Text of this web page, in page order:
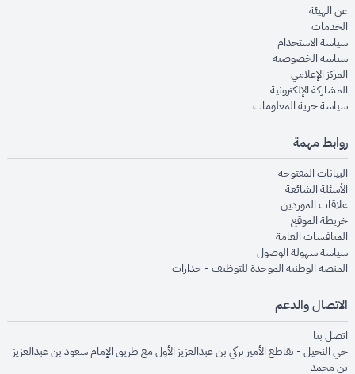
عن الهيئةopens in new window
الخدماتopens in new window
سياسة الاستخدام
سياسة الخصوصيةopens in new window
المركز الإعلاميopens in new window
المشاركة الإلكترونيةopens in new window
سياسة حرية المعلوماتopens in new window
روابط مهمة
البيانات المفتوحةopens in new window
الأسئلة الشائعةopens in new window
علاقات الموردينopens in new window
خريطة الموقعopens in new window
المنافسات العامةopens in new window
سياسة سهولة الوصولopens in new window
المنصة الوطنية الموحدة للتوظيف - جداراتopens in new window
الاتصال والدعم
اتصل بنا
حي النخيل - تقاطع الأمير تركي بن عبدالعزيز الأول مع طريق الإمام سعود بن عبدالعزيز
بن محمد